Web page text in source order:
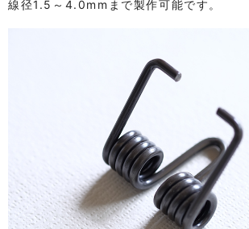
線径1.5～4.0mmまで製作可能です。